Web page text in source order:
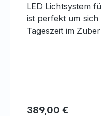
LED Lichtsystem
ist perfekt um
Tageszeit im
Regulärer Preis:
389,00 €